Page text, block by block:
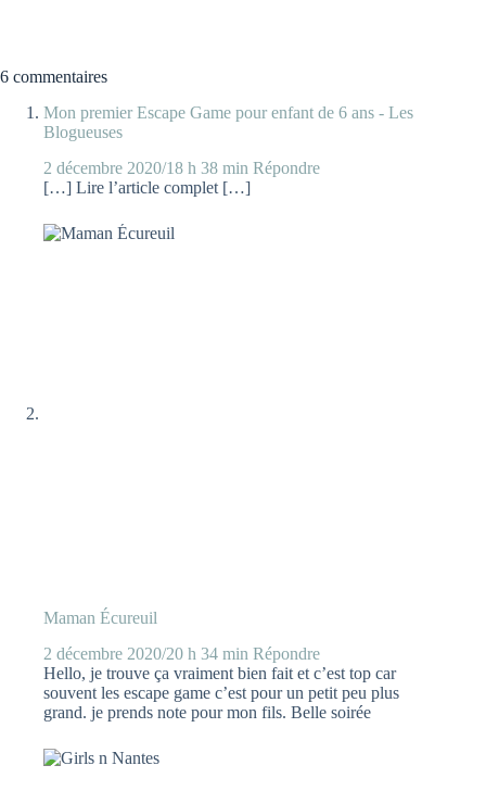
6 commentaires
Mon premier Escape Game pour enfant de 6 ans - Les
Blogueuses
2 décembre 2020/18 h 38 min Répondre
[…] Lire l’article complet […]
Maman Écureuil
2 décembre 2020/20 h 34 min Répondre
Hello, je trouve ça vraiment bien fait et c’est top car
souvent les escape game c’est pour un petit peu plus
grand. je prends note pour mon fils. Belle soirée